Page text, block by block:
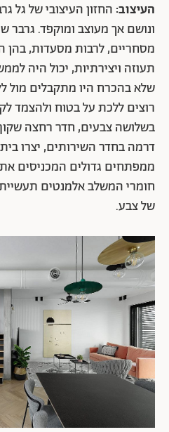
העיצוב: החזון העיצובי של גל
ונושם אך מעוצב ומוקפד. גרבר
מסחריים, לרבות מסעדות, בהן
תעוזה ויצירתיות, יכול היה
שלא בהכרח היו מתקבלים מול
רוצים ללכת על בטוח ולהצמד
בשלושה צבעים, חדר רחצה
דרמה בחדר השירותים, יצרו
ממפתחים גדולים המכניסים
חומרי המשלב אלמנטים
של צבע.